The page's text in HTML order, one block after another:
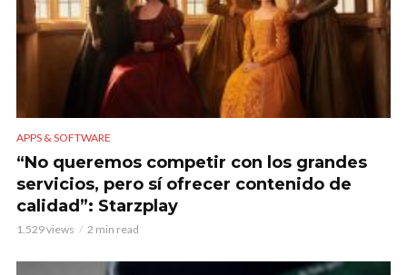
APPS & SOFTWARE
“No queremos competir con los grandes
servicios, pero sí ofrecer contenido de
calidad”: Starzplay
1.529 views 2 min read